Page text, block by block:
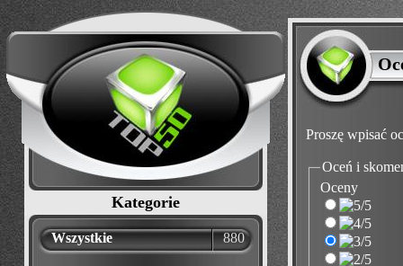
Kategorie
Wszystkie 880
Proszę wpisać
Oceń i
Oceny